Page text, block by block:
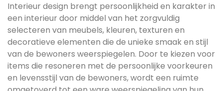
Interieur design brengt persoonlijkheid en karakter in
een interieur door middel van het zorgvuldig
selecteren van meubels, kleuren, texturen en
decoratieve elementen die de unieke smaak en stijl
van de bewoners weerspiegelen. Door te kiezen voor
items die resoneren met de persoonlijke voorkeuren
en levensstijl van de bewoners, wordt een ruimte